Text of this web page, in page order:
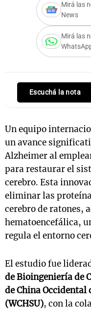
Mirá las
News
Mirá las
Escuchá la nota
Un equipo
un avance
Alzheimer al
para restaurar el
cerebro. Esta
eliminar las
cerebro de ratones,
hematoencefálica,
regula el entorno
El estudio fue
de Bioingeniería de
de China Occidental
(WCHSU), con la